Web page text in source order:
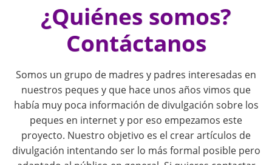
¿Quiénes somos?
Contáctanos
Somos un grupo de madres y padres interesadas en
nuestros peques y que hace unos años vimos que
había muy poca información de divulgación sobre los
peques en internet y por eso empezamos este
proyecto. Nuestro objetivo es el crear artículos de
divulgación intentando ser lo más formal posible pero